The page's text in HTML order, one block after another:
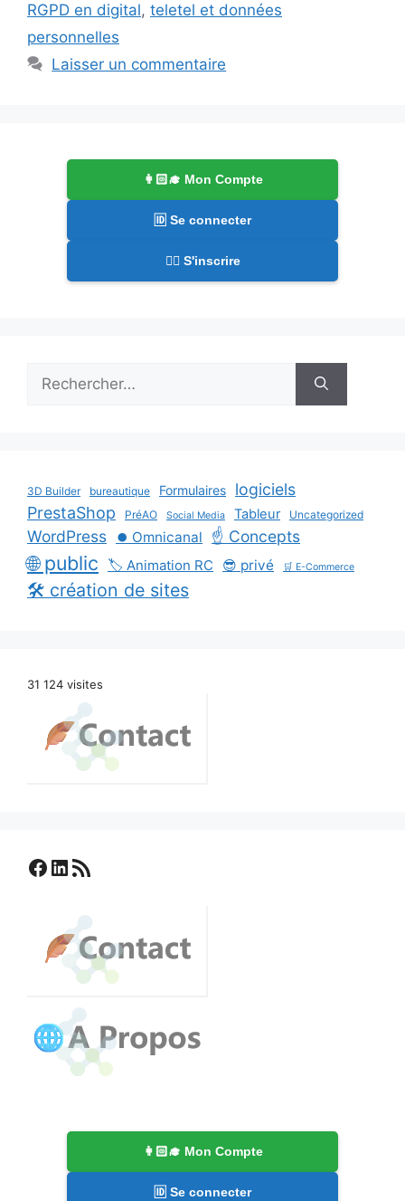
RGPD en digital, teletel et données
personnelles
Laisser un commentaire
👩🏻‍🎓 Mon Compte
🆔 Se connecter
✍🏻 S'inscrire
Rechercher :
3D Builder bureautique Formulaires
logiciels
PrestaShop
PréAO Social Media Tableur Uncategorized
WordPress ⏺️ Omnicanal ☝️ Concepts
🌐 public 🏷️ Animation RC 😎 privé 🛒 E-Commerce
🛠️ création de sites
31 124 visites
Facebook
LinkedIn
Flux RSS
👩🏻‍🎓 Mon Compte
🆔 Se connecter